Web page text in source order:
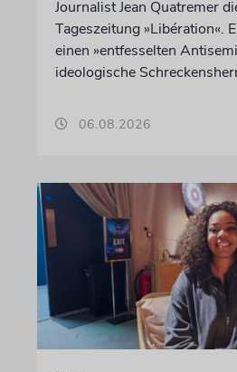
Journalist Jean Quatremer
Tageszeitung »Libération«.
einen »entfesselten
ideologische
06.08.2026